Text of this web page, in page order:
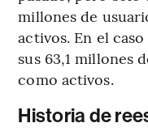
millones de
activos. En el
sus 63,1 millones
como activos.
Historia de